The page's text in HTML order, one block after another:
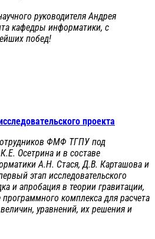
руководителя Андрея
кафедры информатики, с
побед!
проекта
ФМФ ТГПУ под
Осетрина и в составе
А.Н. Стася, Д.В. Карташова и
этап исследовательского
и апробация в теории гравитации,
комплекса для расчета
уравнений, их решения и